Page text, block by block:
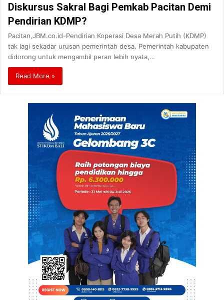
Diskursus Sakral Bagi Pemkab Pacitan Demi
Pendirian KDMP?
Pacitan,JBM.co.id-Pendirian Koperasi Desa Merah Putih (KDMP)
tak lagi sekadar urusan pemerintah desa. Pemerintah kabupaten
didorong untuk mengambil peran lebih nyata,…
Read More »